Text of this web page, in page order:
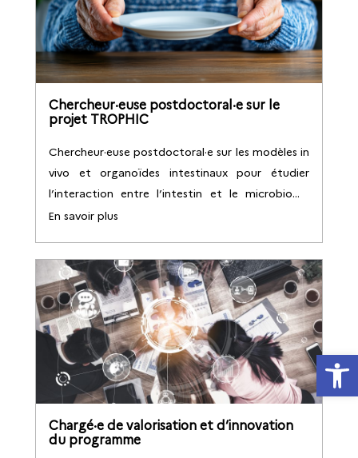
Ouvrir
Chercheur·euse postdoctoral·e sur le
projet TROPHIC
Chercheur·euse postdoctoral·e sur les modèles in
vivo et organoïdes intestinaux pour étudier
l’interaction entre l’intestin et le microbiome
dans la malnutrition et le cancer
En savoir plus
Chargé·e de valorisation et d’innovation
du programme